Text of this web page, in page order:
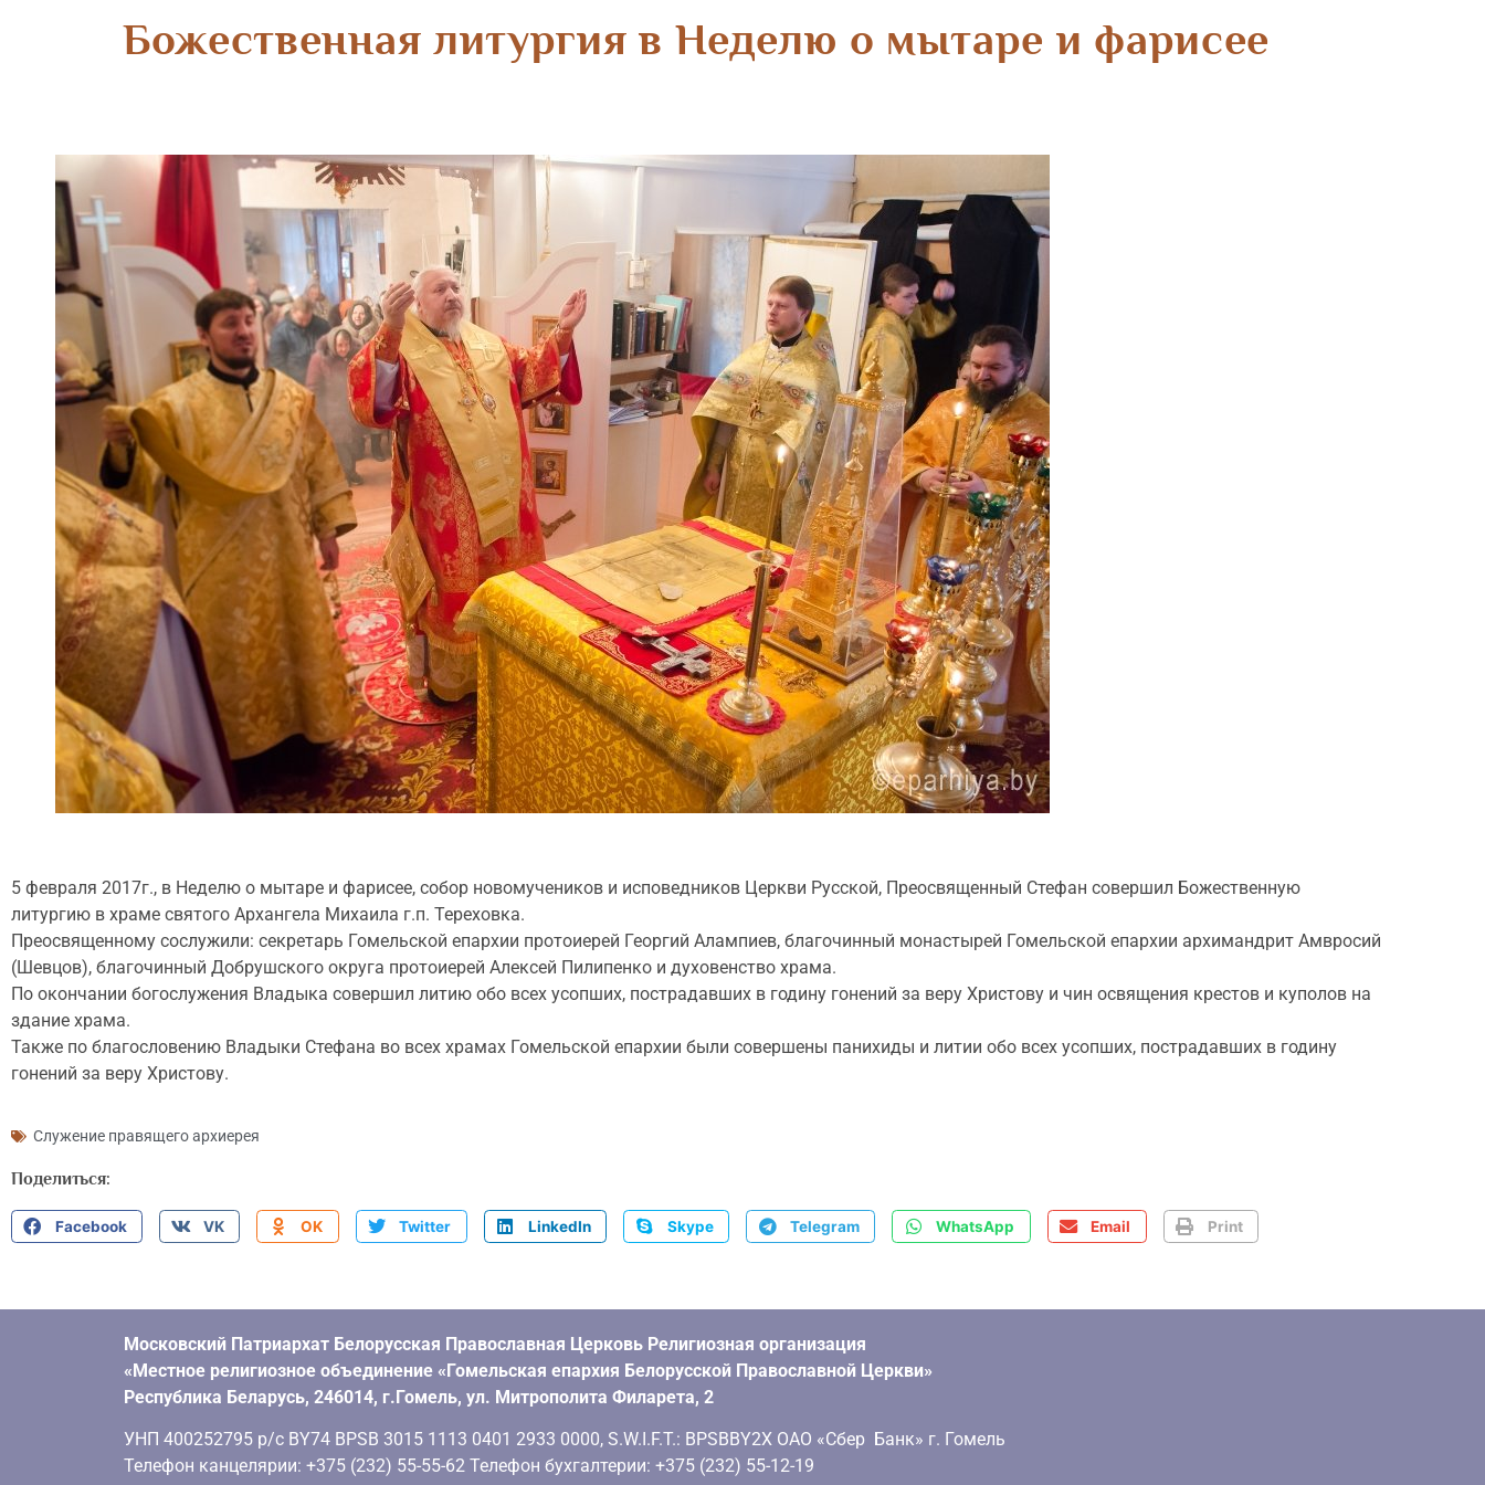
Божественная литургия в Неделю о мытаре и фарисее
5 февраля 2017г., в Неделю о мытаре и фарисее, собор новомучеников и исповедников Церкви Русской, Преосвященный Стефан совершил Божественную
литургию в храме святого Архангела Михаила г.п. Тереховка.
Преосвященному сослужили: секретарь Гомельской епархии протоиерей Георгий Алампиев, благочинный монастырей Гомельской епархии архимандрит Амвросий
(Шевцов), благочинный Добрушского округа протоиерей Алексей Пилипенко и духовенство храма.
По окончании богослужения Владыка совершил литию обо всех усопших, пострадавших в годину гонений за веру Христову и чин освящения крестов и куполов на
здание храма.
Также по благословению Владыки Стефана во всех храмах Гомельской епархии были совершены панихиды и литии обо всех усопших, пострадавших в годину
гонений за веру Христову.
Служение правящего архиерея
Поделиться:
Facebook VK OK Twitter LinkedIn Skype Telegram WhatsApp Email Print
Московский Патриархат Белорусская Православная Церковь Религиозная организация
«Местное религиозное объединение «Гомельская епархия Белорусской Православной Церкви»
Республика Беларусь, 246014, г.Гомель, ул. Митрополита Филарета, 2
УНП 400252795 р/с BY74 BPSB 3015 1113 0401 2933 0000, S.W.I.F.T.: BPSBBY2X ОАО «Сбер Банк» г. Гомель
Телефон канцелярии: +375 (232) 55-55-62 Телефон бухгалтерии: +375 (232) 55-12-19